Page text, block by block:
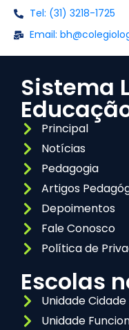
Tel: (31) 3218-1725
Email:
Sistema
Principal
Notícias
Pedagogia
Artigos
Depoimentos
Fale Conosco
Política de
Escolas
Unidade
Unidade